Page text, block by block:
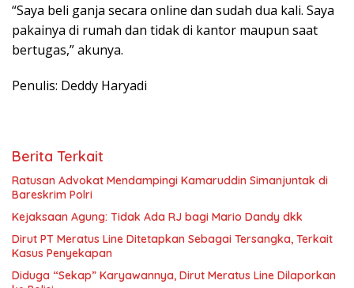
“Saya beli ganja secara online dan sudah dua kali. Saya
pakainya di rumah dan tidak di kantor maupun saat
bertugas,” akunya.
Penulis: Deddy Haryadi
Berita Terkait
Ratusan Advokat Mendampingi Kamaruddin Simanjuntak di
Bareskrim Polri
Kejaksaan Agung: Tidak Ada RJ bagi Mario Dandy dkk
Dirut PT Meratus Line Ditetapkan Sebagai Tersangka, Terkait
Kasus Penyekapan
Diduga “Sekap” Karyawannya, Dirut Meratus Line Dilaporkan